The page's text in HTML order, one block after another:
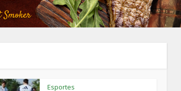
Esportes